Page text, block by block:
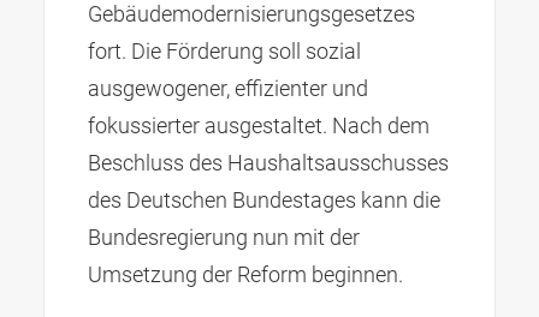
Gebäudemodernisierungsgesetzes
fort. Die Förderung soll sozial
ausgewogener, effizienter und
fokussierter ausgestaltet. Nach dem
Beschluss des Haushaltsausschusses
des Deutschen Bundestages kann die
Bundesregierung nun mit der
Umsetzung der Reform beginnen.